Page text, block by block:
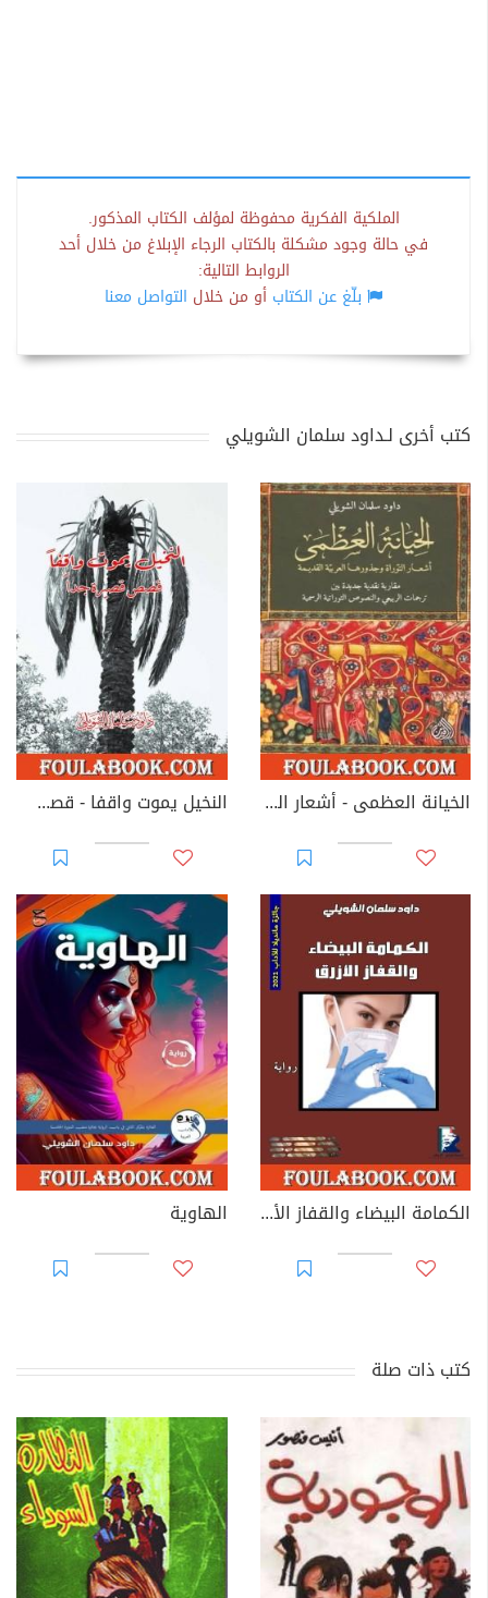
الملكية الفكرية محفوظة لمؤلف الكتاب المذكور.
في حالة وجود مشكلة بالكتاب الرجاء الإبلاغ من خلال أحد
الروابط التالية:
بلّغ عن الكتاب أو من خلال التواصل معنا
كتب أخرى لـداود سلمان الشويلي
الخيانة العظمى - أشعار التوراة وجذورها العربية القديمة النخيل يموت واقفا - قصص قصيرة جدا
الكمامة البيضاء والقفاز الأزرق الهاوية
كتب ذات صلة